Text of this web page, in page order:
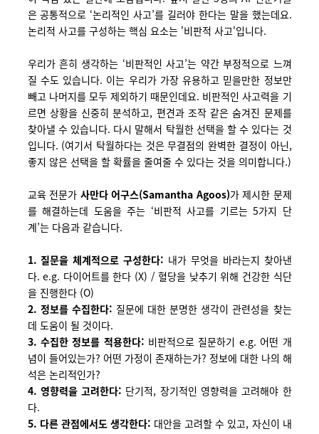
은 공통적으로 ‘논리적인 사고’를 길러야 한다는 말을 했는데요.
논리적 사고를 구성하는 핵심 요소는 '비판적 사고'입니다.
우리가 흔히 생각하는 ‘비판적인 사고’는 약간 부정적으로 느껴
질 수도 있습니다. 이는 우리가 가장 유용하고 믿을만한 정보만
빼고 나머지를 모두 제외하기 때문인데요. 비판적인 사고력을 기
르면 상황을 신중히 분석하고, 편견과 조작 같은 숨겨진 문제를
찾아낼 수 있습니다. 다시 말해서 탁월한 선택을 할 수 있다는 것
입니다. (여기서 탁월하다는 것은 무결점의 완벽한 결정이 아닌,
좋지 않은 선택을 할 확률을 줄여줄 수 있다는 것을 의미합니다.)
교육 전문가 사만다 어구스(Samantha Agoos)가 제시한 문제
를 해결하는데 도움을 주는 ‘비판적 사고를 기르는 5가지 단
계’는 다음과 같습니다.
1. 질문을 체계적으로 구성한다: 내가 무엇을 바라는지 찾아낸
다. e.g. 다이어트를 한다 (X) / 혈당을 낮추기 위해 건강한 식단
을 진행한다 (O)
2. 정보를 수집한다: 질문에 대한 분명한 생각이 관련성을 찾는
데 도움이 될 것이다.
3. 수집한 정보를 적용한다: 비판적으로 질문하기 e.g. 어떤 개
념이 들어있는가? 어떤 가정이 존재하는가? 정보에 대한 나의 해
석은 논리적인가?
4. 영향력을 고려한다: 단기적, 장기적인 영향력을 고려해야 한
다.
5. 다른 관점에서도 생각한다: 대안을 고려할 수 있고, 자신이 내